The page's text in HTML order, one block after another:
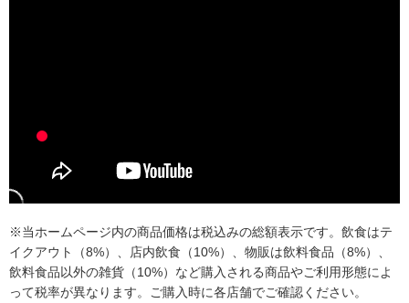
※当ホームページ内の商品価格は税込みの総額表示です。飲食はテ
イクアウト（8%）、店内飲食（10%）、物販は飲料食品（8%）、
飲料食品以外の雑貨（10%）など購入される商品やご利用形態によ
って税率が異なります。ご購入時に各店舗でご確認ください。